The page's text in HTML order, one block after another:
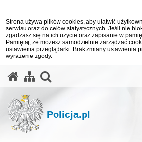
Strona używa plików cookies, aby ułatwić
serwisu oraz do celów statystycznych. Jeśli nie
zgadzasz się na ich użycie oraz zapisanie w
Pamiętaj, że możesz samodzielnie zarządzać
ustawienia przeglądarki. Brak zmiany ustawienia
wyrażenie zgody.
Policja.pl